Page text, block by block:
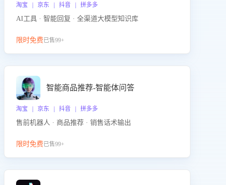
淘宝 | 京东 | 抖音 | 拼多多
AI工具 · 智能回复 · 全渠道大模型知识库
限时免费已售99+
智能商品推荐-智能体问答
淘宝 | 京东 | 抖音 | 拼多多
售前机器人 · 商品推荐 · 销售话术输出
限时免费已售99+